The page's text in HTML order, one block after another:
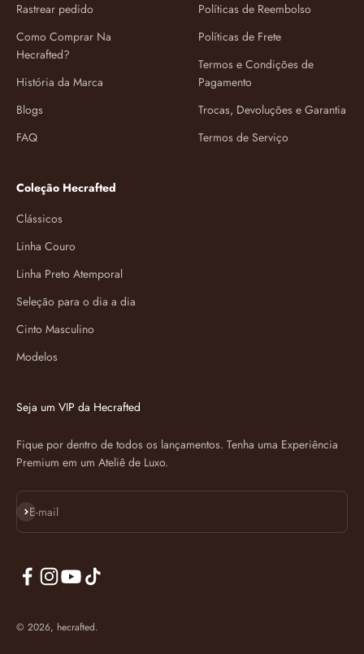
Rastrear pedido
Como Comprar Na
Hecrafted?
História da Marca
Blogs
FAQ
Políticas de Reembolso
Políticas de Frete
Termos e Condições de
Pagamento
Trocas, Devoluções e Garantia
Termos de Serviço
Coleção Hecrafted
Clássicos
Linha Couro
Linha Preto Atemporal
Seleção para o dia a dia
Cinto Masculino
Modelos
Seja um VIP da Hecrafted
Fique por dentro de todos os lançamentos. Tenha uma Experiência
Premium em um Ateliê de Luxo.
E-mail
Assinar
© 2026, hecrafted.